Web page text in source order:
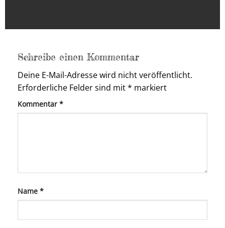
Schreibe einen Kommentar
Deine E-Mail-Adresse wird nicht veröffentlicht.
Erforderliche Felder sind mit* markiert
Kommentar *
Name *